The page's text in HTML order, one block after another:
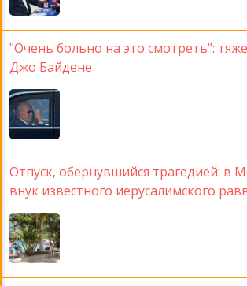
"Очень больно на это смотреть":
Джо Байдене
Отпуск, обернувшийся трагедией: в
внук известного иерусалимского